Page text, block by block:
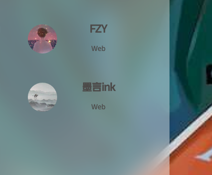
FZY
Web
墨言ink
Web